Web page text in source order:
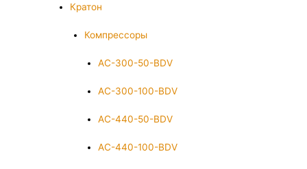
Кратон
Компрессоры
AC-300-50-BDV
AC-300-100-BDV
AC-440-50-BDV
AC-440-100-BDV